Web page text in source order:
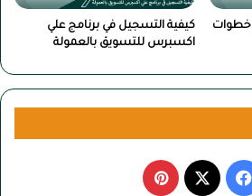
كيفية إنشاء حساب بايير بـ 7 خطوات
كيفية التسجيل في برنامج علي
اكسبرس للتسويق بالعمولة
فيسبوك بينتيريست